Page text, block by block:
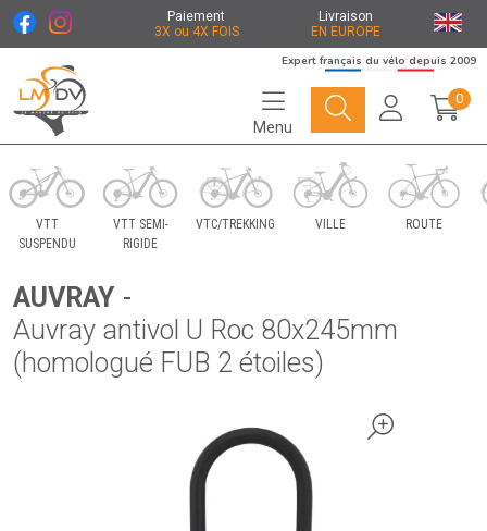
Paiement
3X ou 4X FOIS
Livraison
EN EUROPE
Le Marché du Vélo Votre distributeurs de vélo
Expert français du vélo depuis 2009
Menu
0
VTT
SUSPENDU
VTT SEMI-
RIGIDE
VTC/TREKKING VILLE ROUTE
AUVRAY -
Auvray antivol U Roc 80x245mm
(homologué FUB 2 étoiles)